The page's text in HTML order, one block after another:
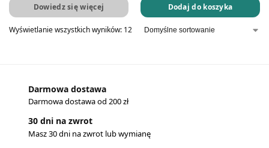
Dowiedz się więcej Dodaj do koszyka
Wyświetlanie wszystkich wyników: 12
Darmowa dostawa
Darmowa dostawa od 200 zł
30 dni na zwrot
Masz 30 dni na zwrot lub wymianę